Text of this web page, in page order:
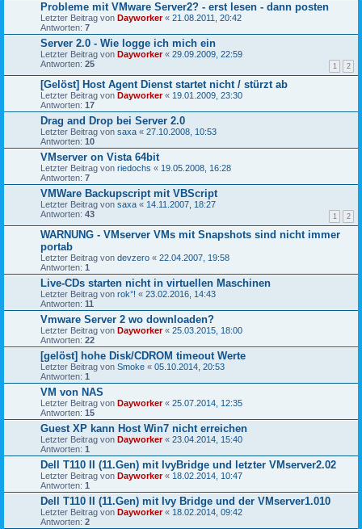
Probleme mit VMware Server2? - erst lesen - dann posten
Letzter Beitrag von Dayworker« 21.08.2011, 20:42
Antworten: 7
Server 2.0 - Wie logge ich mich ein
Letzter Beitrag von Dayworker« 29.09.2009, 22:59
Antworten: 25 1 2
[Gelöst] Host Agent Dienst startet nicht / stürzt ab
Letzter Beitrag von Dayworker« 19.01.2009, 23:30
Antworten: 17
Drag and Drop bei Server 2.0
Letzter Beitrag von saxa « 27.10.2008, 10:53
Antworten: 10
VMserver on Vista 64bit
Letzter Beitrag von riedochs « 19.05.2008, 16:28
Antworten: 7
VMWare Backupscript mit VBScript
Letzter Beitrag von saxa « 14.11.2007, 18:27
Antworten: 43 1 2
WARNUNG - VMserver VMs mit Snapshots sind nicht immer
portab
Letzter Beitrag von devzero « 22.04.2007, 19:58
Antworten: 1
Live-CDs starten nicht in virtuellen Maschinen
Letzter Beitrag von rok°! « 23.02.2016, 14:43
Antworten: 11
Vmware Server 2 wo downloaden?
Letzter Beitrag von Dayworker« 25.03.2015, 18:00
Antworten: 22
[gelöst] hohe Disk/CDROM timeout Werte
Letzter Beitrag von Smoke « 05.10.2014, 20:53
Antworten: 1
VM von NAS
Letzter Beitrag von Dayworker« 25.07.2014, 12:35
Antworten: 15
Guest XP kann Host Win7 nicht erreichen
Letzter Beitrag von Dayworker« 23.04.2014, 15:40
Antworten: 1
Dell T110 II (11.Gen) mit IvyBridge und letzter VMserver2.02
Letzter Beitrag von Dayworker« 18.02.2014, 10:47
Antworten: 1
Dell T110 II (11.Gen) mit Ivy Bridge und der VMserver1.010
Letzter Beitrag von Dayworker« 18.02.2014, 09:42
Antworten: 2